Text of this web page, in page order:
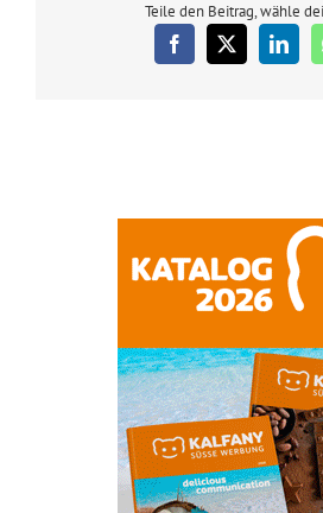
Teile den Beitrag, wähle
Facebook
X